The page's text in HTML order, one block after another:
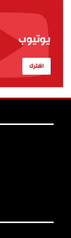
يوتيوب
اشترك